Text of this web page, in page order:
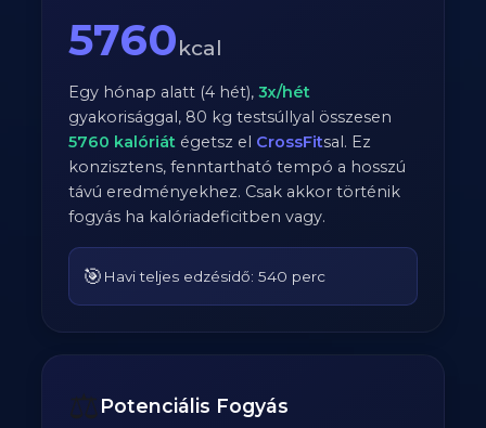
5760kcal
Egy hónap alatt (4 hét),3x/hét
gyakorisággal, 80 kg testsúllyal összesen
5760 kalóriát égetsz el CrossFitsal. Ez
konzisztens, fenntartható tempó a hosszú
távú eredményekhez. Csak akkor történik
fogyás ha kalóriadeficitben vagy.
🎯 Havi teljes edzésidő: 540 perc
⚖️ Potenciális Fogyás